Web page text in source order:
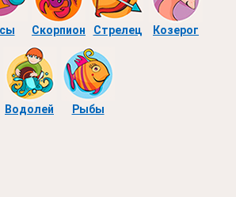
Скорпион Стрелец Козерог
Водолей Рыбы